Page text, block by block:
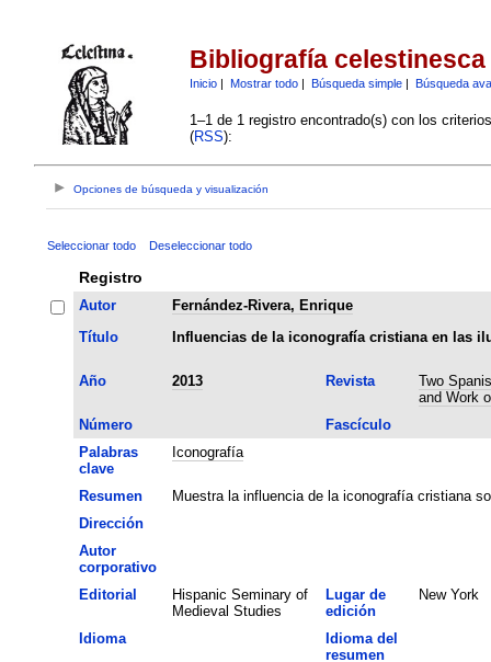
Bibliografía celestinesca
Inicio| Mostrar todo| Búsqueda simple| Búsqueda
1–1 de 1 registro encontrado(s) con los
(RSS):
Opciones de búsqueda y visualización
Seleccionar todo Deseleccionar todo
Registro
Autor
Fernández-Rivera, Enrique
Título
Influencias de la iconografía cristiana en las
Año 2013 Revista
Two
and Work
Número
Fascículo
Palabras
clave
Iconografía
Resumen
Muestra la influencia de la iconografía cristiana
Dirección
Autor
corporativo
Editorial
Hispanic Seminary of
Medieval Studies
Lugar de
edición
New York
Idioma
Idioma del
resumen